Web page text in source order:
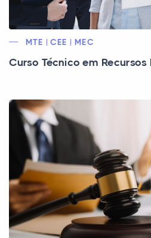
MTE | CEE | MEC
Curso Técnico em Recursos